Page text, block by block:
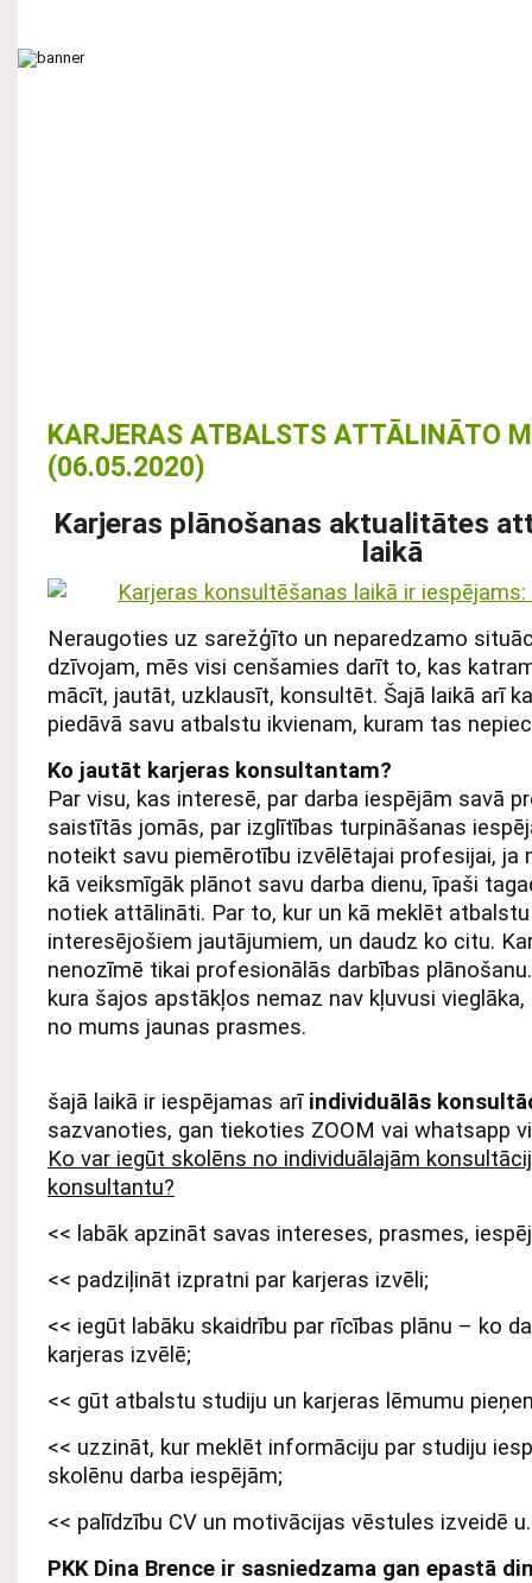
KARJERAS ATBALSTS ATTĀLINĀTO
(06.05.2020)
Karjeras plānošanas aktualitātes
laikā
Neraugoties uz sarežģīto un neparedzamo
dzīvojam, mēs visi cenšamies darīt to, kas
mācīt, jautāt, uzklausīt, konsultēt. Šajā laikā arī
piedāvā savu atbalstu ikvienam, kuram tas
Ko jautāt karjeras konsultantam?
Par visu, kas interesē, par darba iespējām savā
saistītās jomās, par izglītības turpināšanas
noteikt savu piemērotību izvēlētajai profesijai, ja
kā veiksmīgāk plānot savu darba dienu, īpaši
notiek attālināti. Par to, kur un kā meklēt
interesējošiem jautājumiem, un daudz ko citu.
nenozīmē tikai profesionālās darbības
kura šajos apstākļos nemaz nav kļuvusi
no mums jaunas prasmes.
šajā laikā ir iespējamas arī individuālās
sazvanoties, gan tiekoties ZOOM vai whatsapp
Ko var iegūt skolēns no individuālajām
konsultantu?
<< labāk apzināt savas intereses, prasmes,
<< padziļināt izpratni par karjeras izvēli;
<< iegūt labāku skaidrību par rīcības plānu – ko
karjeras izvēlē;
<< gūt atbalstu studiju un karjeras lēmumu
<< uzzināt, kur meklēt informāciju par studiju
skolēnu darba iespējām;
<< palīdzību CV un motivācijas vēstules izveidē
PKK Dina Brence ir sasniedzama gan epastā